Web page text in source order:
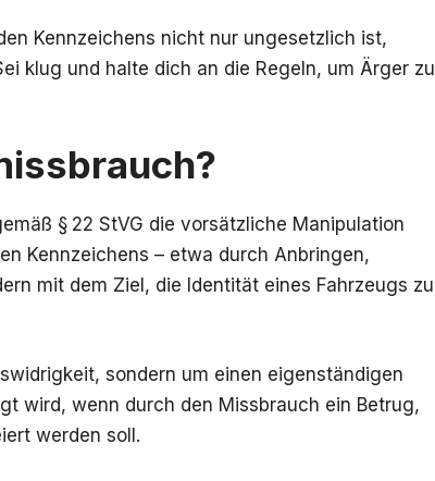
Kennzeichens nicht nur ungesetzlich ist,
klug und halte dich an die Regeln, um Ärger zu
§ 22 StVG die vorsätzliche Manipulation
Kennzeichens – etwa durch Anbringen,
mit dem Ziel, die Identität eines Fahrzeugs zu
sondern um einen eigenständigen
wird, wenn durch den Missbrauch ein Betrug,
werden soll.